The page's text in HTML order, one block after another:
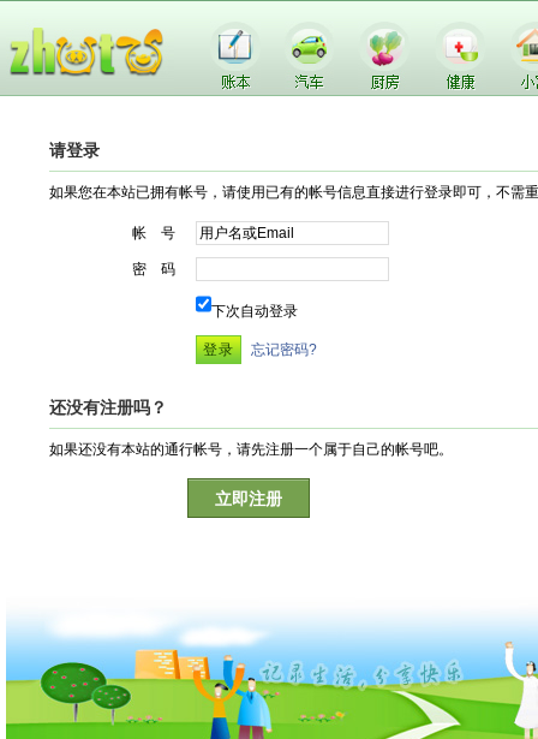
请登录
如果您在本站已拥有帐号，请使用已有的帐号信息直接进行登录即可，不需
帐 号
密 码
下次自动登录
忘记密码?
还没有注册吗？
如果还没有本站的通行帐号，请先注册一个属于自己的帐号吧。
立即注册